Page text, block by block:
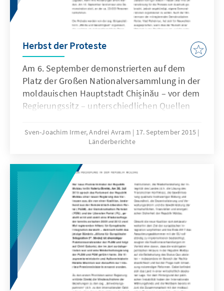
Herbst der Proteste
Am 6. September demonstrierten auf dem
Platz der Großen Nationalversammlung in der
moldauischen Hauptstadt Chișinău – vor dem
Regierungssitz – unterschiedlichen Quellen
Personen, die den Rücktritt des
Staatspräsidenten Nicolae Timofti sowie
des Gouverneurs der Notenbank und des
Generalstaatsanwalts. Zudem verlangten die
Protestierenden die Ausrufung von
Neuwahlen.
Sven-Joachim Irmer, Andrei Avram
17. September 2015
Länderberichte